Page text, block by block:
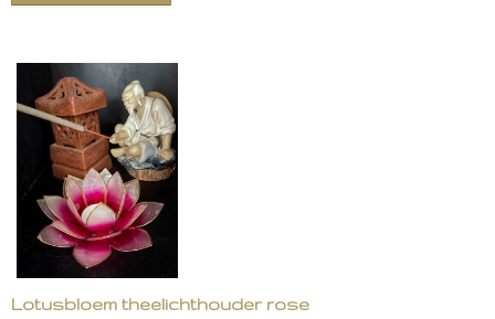
Lotusbloem theelichthouder rose